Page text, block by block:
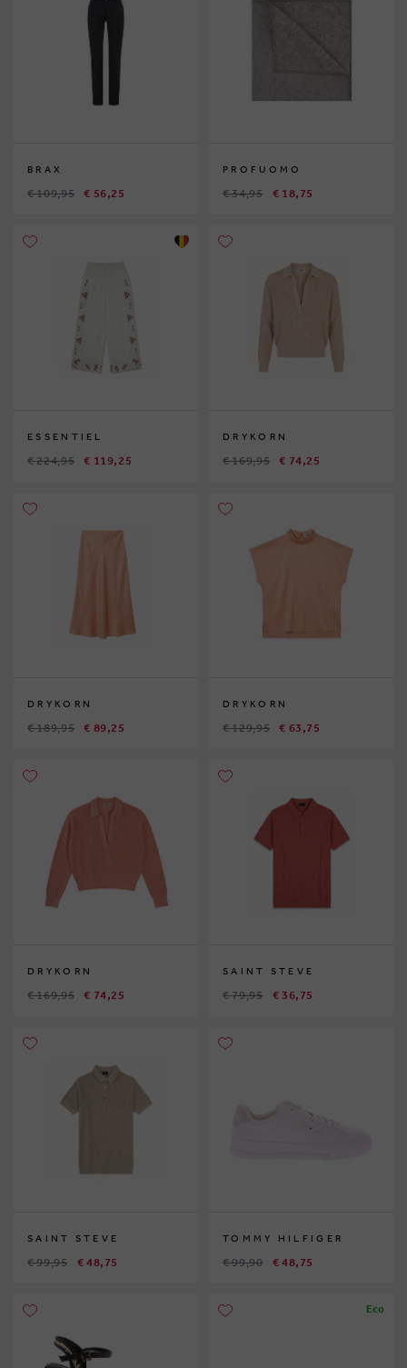
BRAX
€ 109,95 € 56,25
PROFUOMO
€ 34,95 € 18,75
ESSENTIEL
€ 224,95 € 119,25
DRYKORN
€ 169,95 € 74,25
DRYKORN
€ 189,95 € 89,25
DRYKORN
€ 129,95 € 63,75
DRYKORN
€ 169,95 € 74,25
SAINT STEVE
€ 79,95 € 36,75
SAINT STEVE
€ 99,95 € 48,75
TOMMY HILFIGER
€ 99,90 € 48,75
Eco